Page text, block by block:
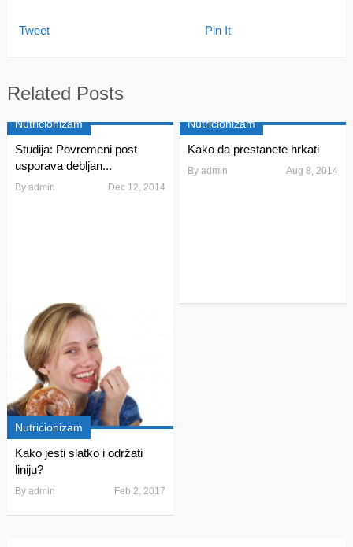
Tweet Pin It
Related Posts
Nutricionizam
Studija: Povremeni post
usporava debljan...
By admin Dec 12, 2014
Nutricionizam
Kako da prestanete hrkati
Byadmin Aug 8, 2014
Nutricionizam
Kako jesti slatko i održati
liniju?
By admin Feb 2, 2017